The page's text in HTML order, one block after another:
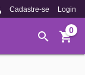
Cadastre-se Login
0